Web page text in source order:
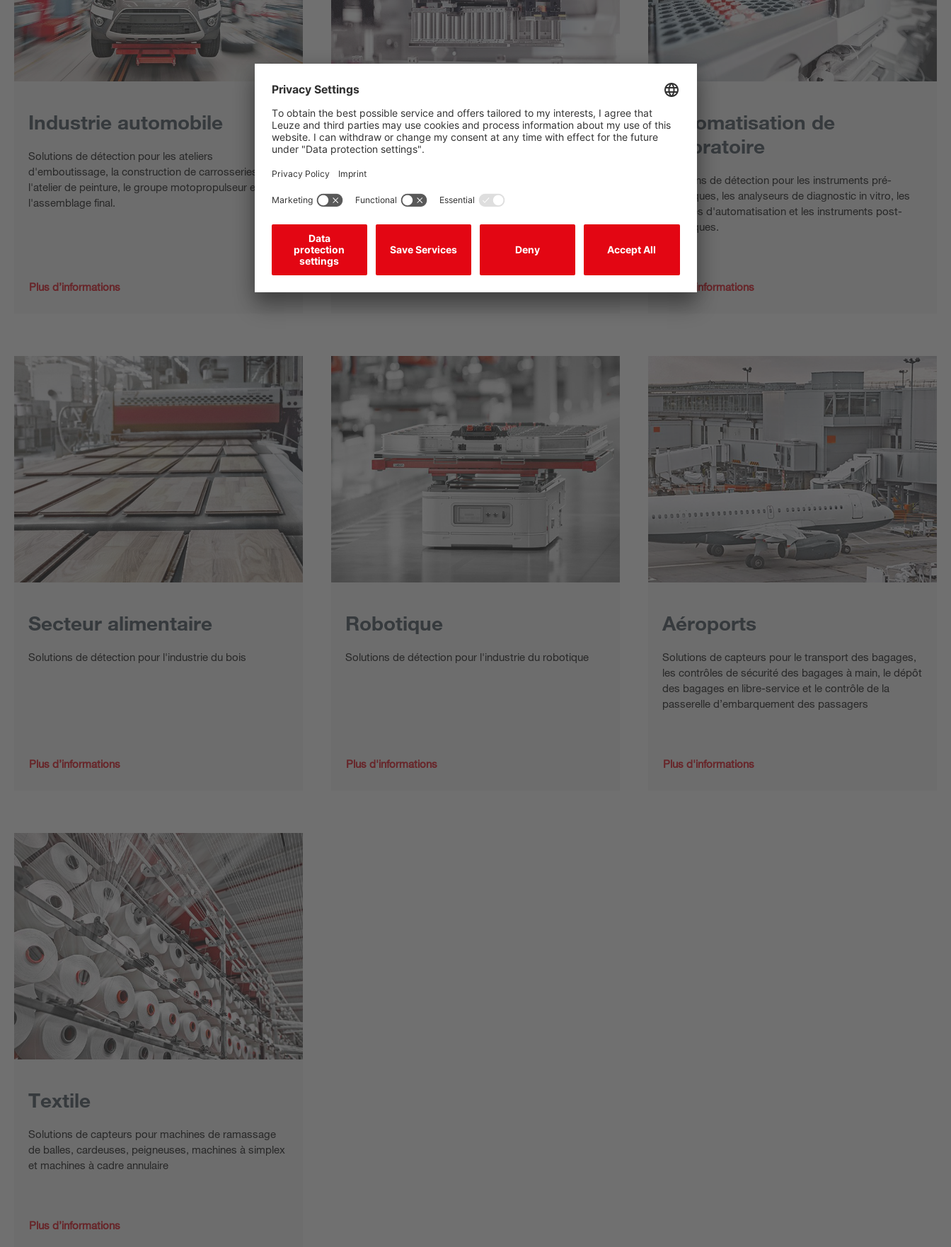
Industrie automobile
Solutions de détection pour les ateliers
d'emboutissage, la construction de carrosseries,
l'atelier de peinture, le groupe motopropulseur et
l'assemblage final.
Plus d’informations
Production de batteries
Solutions de détection pour la production de cellules
de batteries, de modules et de packs.
Automatisation de
laboratoire
Solutions de détection pour les instruments pré-
analytiques, les analyseurs de diagnostic in vitro, les
modules d'automatisation et les instruments post-
analytiques.
Plus d’informations
Secteur alimentaire
Solutions de détection pour l'industrie du bois
Plus d’informations
Robotique
Solutions de détection pour l'industrie du robotique
Plus d'informations
Aéroports
Solutions de capteurs pour le transport des bagages,
les contrôles de sécurité des bagages à main, le dépôt
des bagages en libre-service et le contrôle de la
passerelle d’embarquement des passagers
Plus d'informations
Textile
Solutions de capteurs pour machines de ramassage
de balles, cardeuses, peigneuses, machines à simplex
et machines à cadre annulaire
Plus d’informations